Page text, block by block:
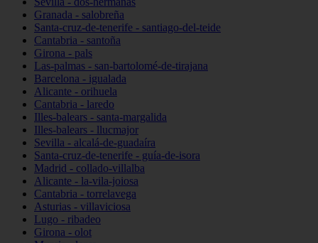
Granada - salobreña
Santa-cruz-de-tenerife - santiago-del-teide
Cantabria - santoña
Girona - pals
Las-palmas - san-bartolomé-de-tirajana
Barcelona - igualada
Alicante - orihuela
Cantabria - laredo
Illes-balears - santa-margalida
Illes-balears - llucmajor
Sevilla - alcalá-de-guadaíra
Santa-cruz-de-tenerife - guía-de-isora
Madrid - collado-villalba
Alicante - la-vila-joiosa
Cantabria - torrelavega
Asturias - villaviciosa
Lugo - ribadeo
Girona - olot